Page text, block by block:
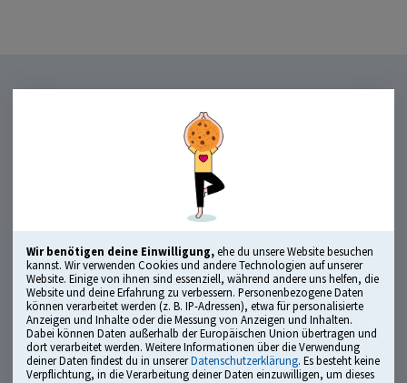
Wir benötigen deine Einwilligung,ehe du unsere Website besuchen
kannst. Wir verwenden Cookies und andere Technologien auf unserer
Website. Einige von ihnen sind essenziell, während andere uns helfen, die
Website und deine Erfahrung zu verbessern. Personenbezogene Daten
können verarbeitet werden (z. B. IP-Adressen), etwa für personalisierte
Anzeigen und Inhalte oder die Messung von Anzeigen und Inhalten.
Dabei können Daten außerhalb der Europäischen Union übertragen und
dort verarbeitet werden. Weitere Informationen über die Verwendung
deiner Daten findest du in unsererDatenschutzerklärung. Es besteht keine
Verpflichtung, in die Verarbeitung deiner Daten einzuwilligen, um dieses
Logik
Hier wird geprüft, wie gut du Muster erkennst und logische
Zusammenhänge durchblickst. Statt auswendig zu lernen,
geht es darum, Regeln zu verstehen und anzuwenden, z. B.
bei Bildern, Zahlen oder Symbolen, die nach einem